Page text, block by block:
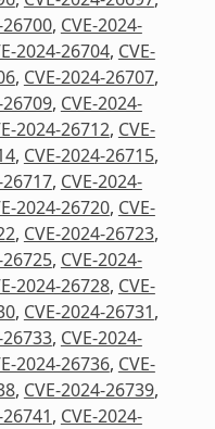
26700, CVE-2024-
2024-26704, CVE-
, CVE-2024-26707,
26709, CVE-2024-
2024-26712, CVE-
, CVE-2024-26715,
26717, CVE-2024-
2024-26720, CVE-
, CVE-2024-26723,
26725, CVE-2024-
2024-26728, CVE-
, CVE-2024-26731,
26733, CVE-2024-
2024-26736, CVE-
, CVE-2024-26739,
, CVE-2024-